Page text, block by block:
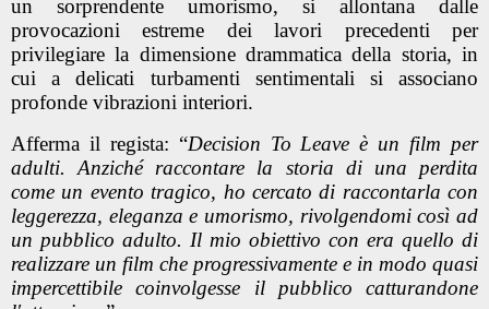
un sorprendente umorismo, si allontana dalle
provocazioni estreme dei lavori precedenti per
privilegiare la dimensione drammatica della storia, in
cui a delicati turbamenti sentimentali si associano
profonde vibrazioni interiori.
Afferma il regista: “Decision To Leave è un film per
adulti. Anziché raccontare la storia di una perdita
come un evento tragico, ho cercato di raccontarla con
leggerezza, eleganza e umorismo, rivolgendomi così ad
un pubblico adulto. Il mio obiettivo con era quello di
realizzare un film che progressivamente e in modo quasi
impercettibile coinvolgesse il pubblico catturandone